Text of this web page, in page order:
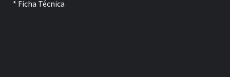
* Ficha Técnica